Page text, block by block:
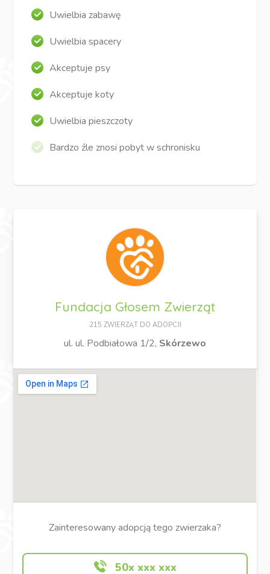
Uwielbia zabawę
Uwielbia spacery
Akceptuje psy
Akceptuje koty
Uwielbia pieszczoty
Bardzo źle znosi pobyt w schronisku
Fundacja Głosem Zwierząt
215 ZWIERZĄT DO ADOPCJI
ul. ul. Podbiałowa 1/2, Skórzewo
Zainteresowany adopcją tego zwierzaka?
50x xxx xxx